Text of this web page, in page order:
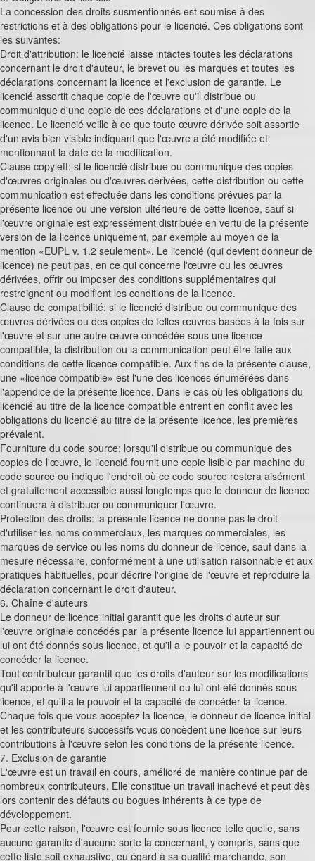
La concession des droits susmentionnés est soumise à des
restrictions et à des obligations pour le licencié. Ces obligations sont
les suivantes:
Droit d'attribution: le licencié laisse intactes toutes les déclarations
concernant le droit d'auteur, le brevet ou les marques et toutes les
déclarations concernant la licence et l'exclusion de garantie. Le
licencié assortit chaque copie de l'œuvre qu'il distribue ou
communique d'une copie de ces déclarations et d'une copie de la
licence. Le licencié veille à ce que toute œuvre dérivée soit assortie
d'un avis bien visible indiquant que l'œuvre a été modifiée et
mentionnant la date de la modification.
Clause copyleft: si le licencié distribue ou communique des copies
d'œuvres originales ou d'œuvres dérivées, cette distribution ou cette
communication est effectuée dans les conditions prévues par la
présente licence ou une version ultérieure de cette licence, sauf si
l'œuvre originale est expressément distribuée en vertu de la présente
version de la licence uniquement, par exemple au moyen de la
mention «EUPL v. 1.2 seulement». Le licencié (qui devient donneur de
licence) ne peut pas, en ce qui concerne l'œuvre ou les œuvres
dérivées, offrir ou imposer des conditions supplémentaires qui
restreignent ou modifient les conditions de la licence.
Clause de compatibilité: si le licencié distribue ou communique des
œuvres dérivées ou des copies de telles œuvres basées à la fois sur
l'œuvre et sur une autre œuvre concédée sous une licence
compatible, la distribution ou la communication peut être faite aux
conditions de cette licence compatible. Aux fins de la présente clause,
une «licence compatible» est l'une des licences énumérées dans
l'appendice de la présente licence. Dans le cas où les obligations du
licencié au titre de la licence compatible entrent en conflit avec les
obligations du licencié au titre de la présente licence, les premières
prévalent.
Fourniture du code source: lorsqu'il distribue ou communique des
copies de l'œuvre, le licencié fournit une copie lisible par machine du
code source ou indique l'endroit où ce code source restera aisément
et gratuitement accessible aussi longtemps que le donneur de licence
continuera à distribuer ou communiquer l'œuvre.
Protection des droits: la présente licence ne donne pas le droit
d'utiliser les noms commerciaux, les marques commerciales, les
marques de service ou les noms du donneur de licence, sauf dans la
mesure nécessaire, conformément à une utilisation raisonnable et aux
pratiques habituelles, pour décrire l'origine de l'œuvre et reproduire la
déclaration concernant le droit d'auteur.
6. Chaîne d'auteurs
Le donneur de licence initial garantit que les droits d'auteur sur
l'œuvre originale concédés par la présente licence lui appartiennent ou
lui ont été donnés sous licence, et qu'il a le pouvoir et la capacité de
concéder la licence.
Tout contributeur garantit que les droits d'auteur sur les modifications
qu'il apporte à l'œuvre lui appartiennent ou lui ont été donnés sous
licence, et qu'il a le pouvoir et la capacité de concéder la licence.
Chaque fois que vous acceptez la licence, le donneur de licence initial
et les contributeurs successifs vous concèdent une licence sur leurs
contributions à l'œuvre selon les conditions de la présente licence.
7. Exclusion de garantie
L'œuvre est un travail en cours, amélioré de manière continue par de
nombreux contributeurs. Elle constitue un travail inachevé et peut dès
lors contenir des défauts ou bogues inhérents à ce type de
développement.
Pour cette raison, l'œuvre est fournie sous licence telle quelle, sans
aucune garantie d'aucune sorte la concernant, y compris, sans que
cette liste soit exhaustive, eu égard à sa qualité marchande, son